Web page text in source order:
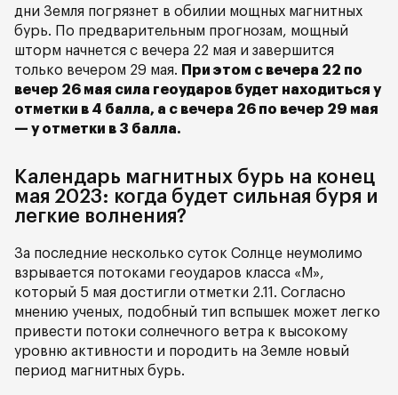
дни Земля погрязнет в обилии мощных магнитных
бурь. По предварительным прогнозам, мощный
шторм начнется с вечера 22 мая и завершится
только вечером 29 мая. При этом с вечера 22 по
вечер 26 мая сила геоударов будет находиться у
отметки в 4 балла, а с вечера 26 по вечер 29 мая
— у отметки в 3 балла.
Календарь магнитных бурь на конец
мая 2023: когда будет сильная буря и
легкие волнения?
За последние несколько суток Солнце неумолимо
взрывается потоками геоударов класса «М»,
который 5 мая достигли отметки 2.11. Согласно
мнению ученых, подобный тип вспышек может легко
привести потоки солнечного ветра к высокому
уровню активности и породить на Земле новый
период магнитных бурь.